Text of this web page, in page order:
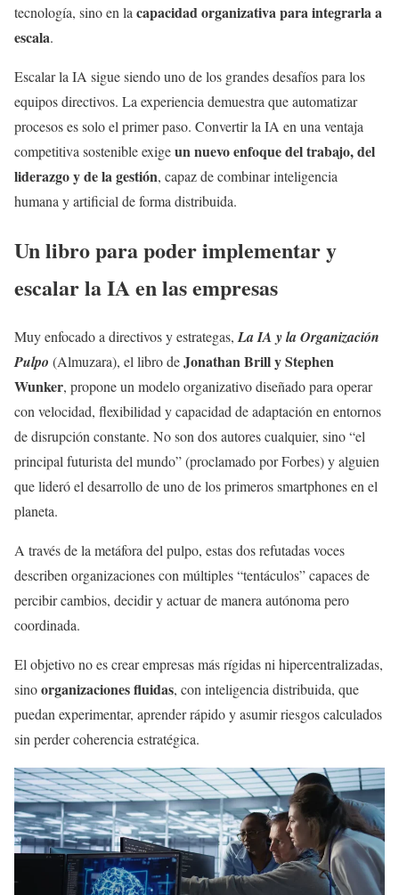
tecnología, sino en la capacidad organizativa para integrarla a
escala.
Escalar la IA sigue siendo uno de los grandes desafíos para los
equipos directivos. La experiencia demuestra que automatizar
procesos es solo el primer paso. Convertir la IA en una ventaja
competitiva sostenible exigeun nuevo enfoque del trabajo, del
liderazgo y de la gestión, capaz de combinar inteligencia
humana y artificial de forma distribuida.
Un libro para poder implementar y
escalar la IA en las empresas
Muy enfocado a directivos y estrategas, La IA y la Organización
Pulpo (Almuzara), el libro deJonathan Brill y Stephen
Wunker, propone un modelo organizativo diseñado para operar
con velocidad, flexibilidad y capacidad de adaptación en entornos
de disrupción constante. No son dos autores cualquier, sino “el
principal futurista del mundo” (proclamado por Forbes) y alguien
que lideró el desarrollo de uno de los primeros smartphones en el
planeta.
A través de la metáfora del pulpo, estas dos refutadas voces
describen organizaciones con múltiples “tentáculos” capaces de
percibir cambios, decidir y actuar de manera autónoma pero
coordinada.
El objetivo no es crear empresas más rígidas ni hipercentralizadas,
sinoorganizaciones fluidas, con inteligencia distribuida, que
puedan experimentar, aprender rápido y asumir riesgos calculados
sin perder coherencia estratégica.